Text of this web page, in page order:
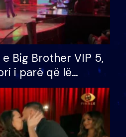
Big Brother VIP 5,
i parë që lë
mundësinë për
e madh